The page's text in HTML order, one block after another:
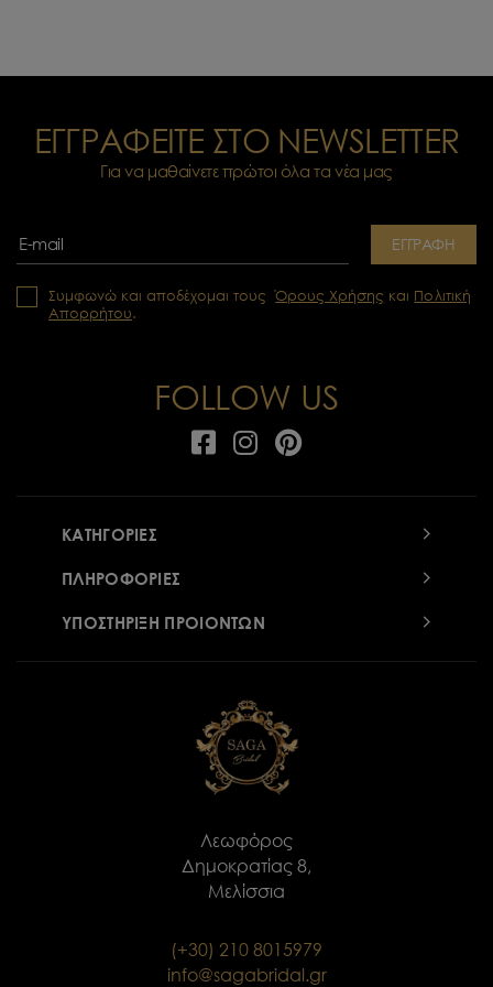
ΕΓΓΡΑΦΕΙΤΕ ΣΤΟ NEWSLETTER
Για να μαθαίνετε πρώτοι όλα τα νέα μας
ΕΓΓΡΑΦΗ
Συμφωνώ και αποδέχομαι τουςΌρους Χρήσης και Πολιτική
Απορρήτου.
FOLLOW US
ΚΑΤΗΓΟΡΙΕΣ
ΠΛΗΡΟΦΟΡΙΕΣ
ΥΠΟΣΤΗΡΙΞΗ ΠΡΟΙΟΝΤΩΝ
Λεωφόρος
Δημοκρατίας 8,
Μελίσσια
(+30) 210 8015979
info@sagabridal.gr